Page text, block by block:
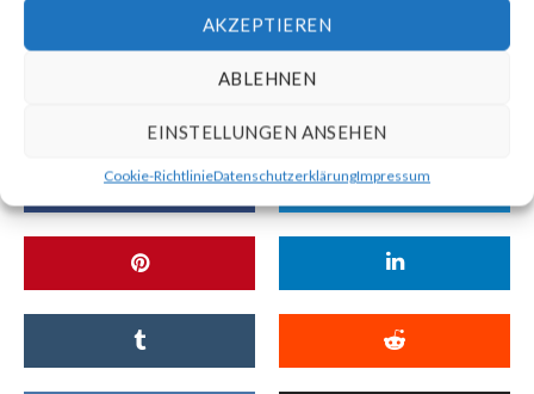
AKZEPTIEREN
ABLEHNEN
EINSTELLUNGEN ANSEHEN
Cookie-RichtlinieDatenschutzerklärungImpressum
INTEROPERABILITÄT SECOND LIFE